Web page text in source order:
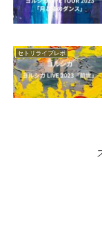
セトリライブレポ